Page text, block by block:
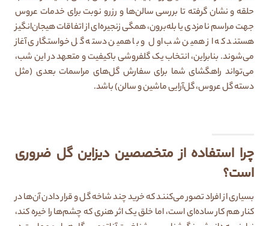
حلقه و نشان گرفته تا بررسی سالن‌ها و رزرو نوبت برای خدمات عروس
جهت مراسم نامزدی یا بله‌برون، همگی زنجیره‌ای از اتفاقات هیجان‌انگیز
هستند که از همین شب اول و با همین دسته گل خواستگاری آغاز
می‌شوند. بنابراین، انتخاب یک گلفروشی باکیفیت و متعهد در این شب،
می‌تواند راهگشای شما برای سفارش گل‌های مراسمات بعدی (مثل
دسته گل عروس، گل‌آرایی ماشین و سالن) باشد.
چرا استفاده از متخصصین دیزاین گل ضروری
است؟
بسیاری از افراد تصور می‌کنند که خرید چند شاخه گل و قرار دادن آن‌ها در
کنار هم کار ساده‌ای است، اما خلق یک اثر هنری که چشم‌ها را خیره کند،